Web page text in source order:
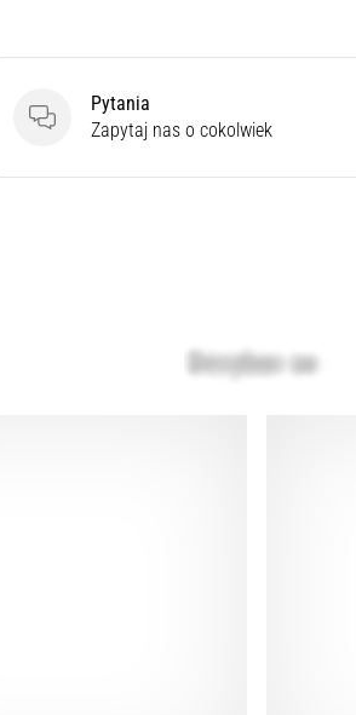
Pytania
Pytania
Zapytaj nas o cokolwiek